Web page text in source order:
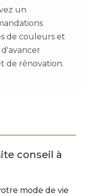
un
de couleurs et
de rénovation.
conseil à
mode de vie